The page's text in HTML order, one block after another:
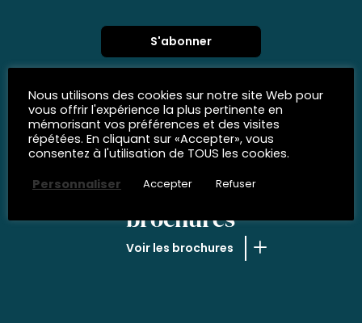
NOS
brochures
Voir les brochures
Nous utilisons des cookies sur notre site Web pour
vous offrir l'expérience la plus pertinente en
mémorisant vos préférences et des visites
répétées. En cliquant sur «Accepter», vous
consentez à l'utilisation de TOUS les cookies.
Personnaliser
Accepter Refuser